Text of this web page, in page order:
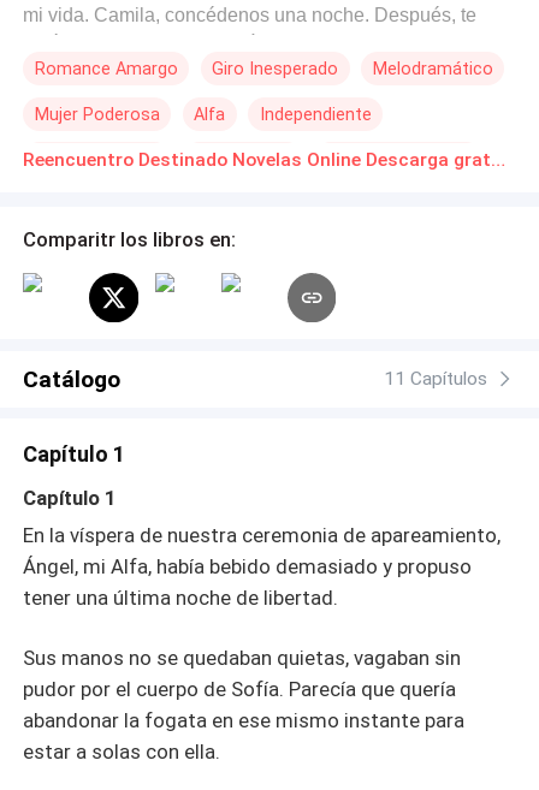
mi vida. Camila, concédenos una noche. Después, te
Manada Pino Plateado. Lo miré por un momento, y, al ver
Sofía en brazos y se internó en el bosque. Al pasar junto
a mí, esbozó una sonrisa ladeada. —Esta noche, Camila,
girándome hacia la figura que esperaba entre las
Negra, nuestros rivales… y mi primer amor, un amor que
terminó antes de siquiera comenzar. —Alfa Lucas —
noche, hazme tuya… por favor.
Romance Amargo Giro Inesperado Melodramático
Mujer Poderosa Alfa Independiente
Dejar en ridículo Arrepentirse Escape de la Boda Reencuentro Destinado Novelas Online Descarga gratuita de PDF
Comparitr los libros en:
Catálogo 11 Capítulos
Capítulo 1
Capítulo 1
En la víspera de nuestra ceremonia de apareamiento,
Ángel, mi Alfa, había bebido demasiado y propuso
tener una última noche de libertad.
Sus manos no se quedaban quietas, vagaban sin
pudor por el cuerpo de Sofía. Parecía que quería
abandonar la fogata en ese mismo instante para
estar a solas con ella.